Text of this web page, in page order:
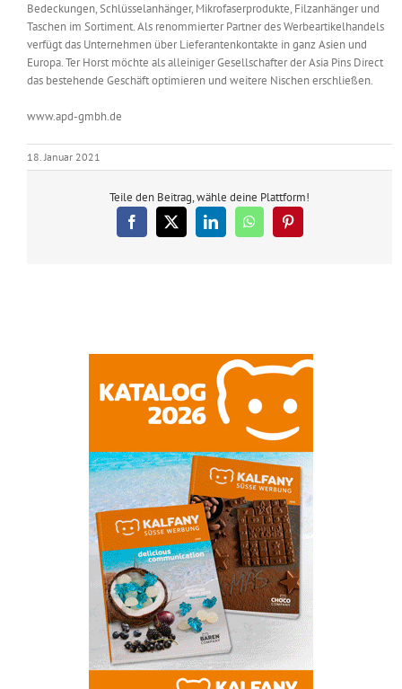
Bedeckungen, Schlüsselanhänger, Mikrofaserprodukte, Filzanhänger und
Taschen im Sortiment. Als renommierter Partner des Werbeartikelhandels
verfügt das Unternehmen über Lieferantenkontakte in ganz Asien und
Europa. Ter Horst möchte als alleiniger Gesellschafter der Asia Pins Direct
das bestehende Geschäft optimieren und weitere Nischen erschließen.
www.apd-gmbh.de
18. Januar 2021
Teile den Beitrag, wähle deine Plattform!
Facebook
X LinkedInWhatsAppPinterest